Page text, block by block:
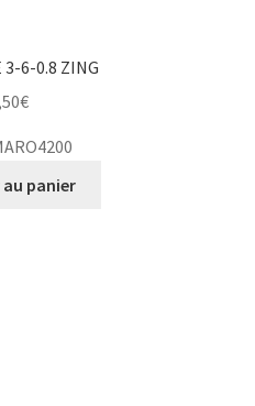
3-6-0.8 ZING
€
panier